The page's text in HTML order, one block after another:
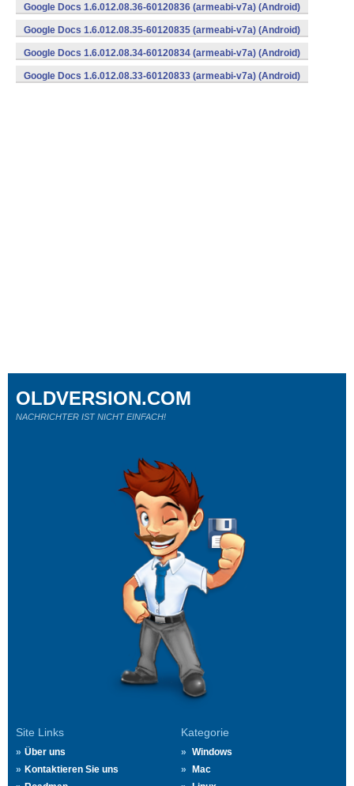
Google Docs 1.6.012.08.36-60120836 (armeabi-v7a) (Android)
Google Docs 1.6.012.08.35-60120835 (armeabi-v7a) (Android)
Google Docs 1.6.012.08.34-60120834 (armeabi-v7a) (Android)
Google Docs 1.6.012.08.33-60120833 (armeabi-v7a) (Android)
Site Links
Über uns
Kontaktieren Sie uns
Kategorie
Windows
Mac
OLDVERSION.COM
NACHRICHTER IST NICHT EINFACH!